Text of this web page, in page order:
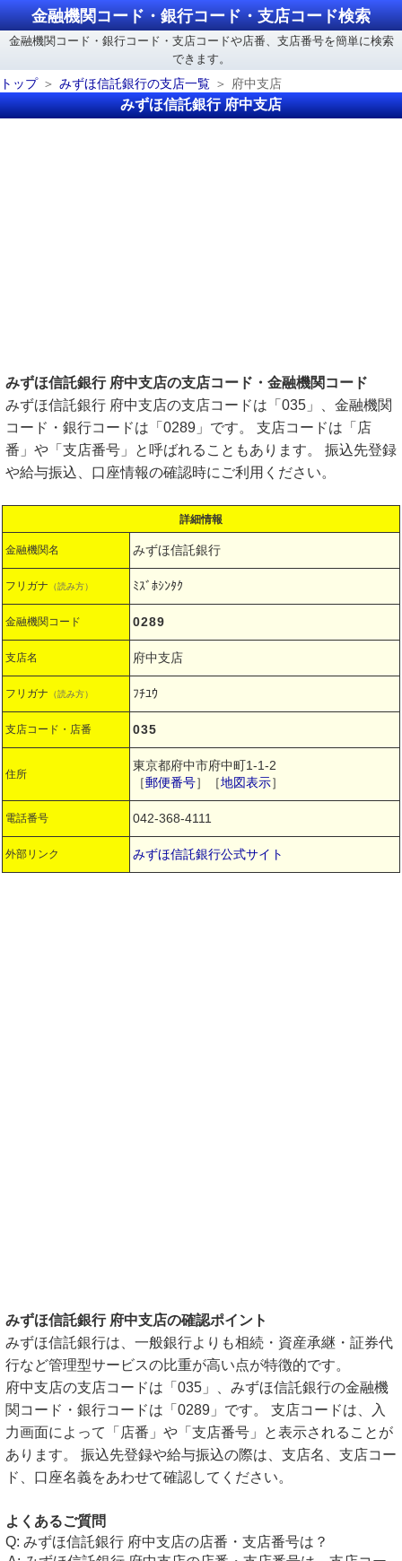
金融機関コード・銀行コード・支店コード検索
金融機関コード・銀行コード・支店コードや店番、支店番号を簡単に検索
できます。
トップ
みずほ信託銀行の支店一覧 府中支店
みずほ信託銀行 府中支店
みずほ信託銀行 府中支店の支店コード・金融機関コード
みずほ信託銀行 府中支店の支店コードは「035」、金融機関
コード・銀行コードは「0289」です。 支店コードは「店
番」や「支店番号」と呼ばれることもあります。 振込先登録
や給与振込、口座情報の確認時にご利用ください。
詳細情報
金融機関名 みずほ信託銀行
フリガナ （読み方） ﾐｽﾞﾎｼﾝﾀｸ
金融機関コード 0289
支店名 府中支店
フリガナ （読み方） ﾌﾁﾕｳ
支店コード・店番 035
住所
東京都府中市府中町1-1-2
［郵便番号］［地図表示］
電話番号 042-368-4111
外部リンク みずほ信託銀行公式サイト
みずほ信託銀行 府中支店の確認ポイント
みずほ信託銀行は、一般銀行よりも相続・資産承継・証券代
行など管理型サービスの比重が高い点が特徴的です。
府中支店の支店コードは「035」、みずほ信託銀行の金融機
関コード・銀行コードは「0289」です。 支店コードは、入
力画面によって「店番」や「支店番号」と表示されることが
あります。 振込先登録や給与振込の際は、支店名、支店コー
ド、口座名義をあわせて確認してください。
よくあるご質問
みずほ信託銀行 府中支店の店番・支店番号は？